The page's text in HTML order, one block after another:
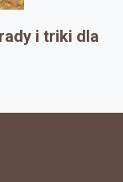
i triki dla